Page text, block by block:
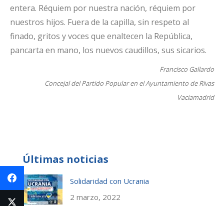
entera. Réquiem por nuestra nación, réquiem por
nuestros hijos. Fuera de la capilla, sin respeto al
finado, gritos y voces que enaltecen la República,
pancarta en mano, los nuevos caudillos, sus sicarios.
Francisco Gallardo
Concejal del Partido Popular en el Ayuntamiento de Rivas
Vaciamadrid
Últimas noticias
Solidaridad con Ucrania
2 marzo, 2022